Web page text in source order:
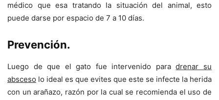
médico que esa tratando la situación del animal, esto
puede darse por espacio de 7 a 10 días.
Prevención.
Luego de que el gato fue intervenido paradrenar su
absceso lo ideal es que evites que este se infecte la herida
con un arañazo, razón por la cual se recomienda el uso de